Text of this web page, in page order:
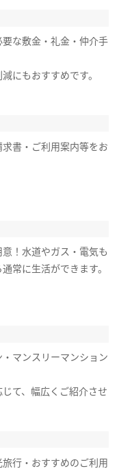
な敷金・礼金・仲介手
にもおすすめです。
書・ご利用案内等をお
！水道やガス・電気も
常に生活ができます。
マンスリーマンション
て、幅広くご紹介させ
行・おすすめのご利用